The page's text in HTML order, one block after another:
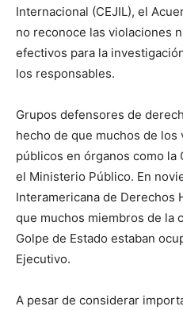
Internacional (CEJIL), el
no reconoce las violaciones
efectivos para la
los responsables.
Grupos defensores de
hecho de que muchos de
públicos en órganos como
el Ministerio Público. En
Interamericana de Derechos
que muchos miembros de la
Golpe de Estado estaban
Ejecutivo.
A pesar de considerar